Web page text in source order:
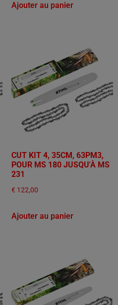
Ajouter au panier
CUT KIT 4, 35CM, 63PM3,
POUR MS 180 JUSQU'À MS
231
€ 122,00
Ajouter au panier